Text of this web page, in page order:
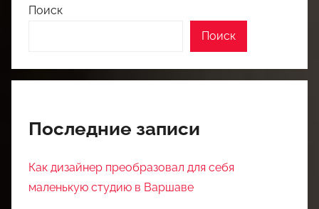
Поиск
Поиск
Последние записи
Как дизайнер преобразовал для себя
маленькую студию в Варшаве